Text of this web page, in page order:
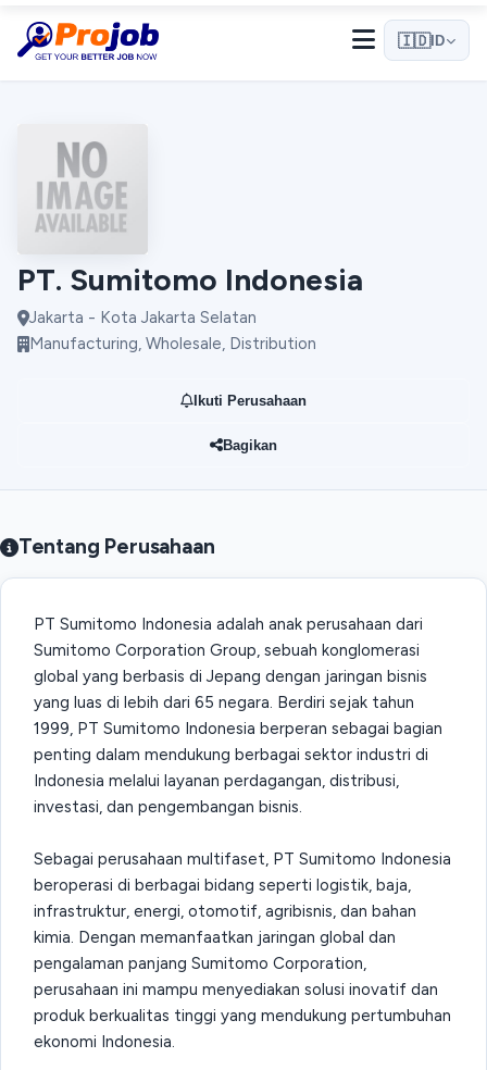
🇮🇩ID
PT. Sumitomo Indonesia
Jakarta - Kota Jakarta Selatan
Manufacturing, Wholesale, Distribution
Ikuti Perusahaan
Bagikan
Tentang Perusahaan
PT Sumitomo Indonesia adalah anak perusahaan dari
Sumitomo Corporation Group, sebuah konglomerasi
global yang berbasis di Jepang dengan jaringan bisnis
yang luas di lebih dari 65 negara. Berdiri sejak tahun
1999, PT Sumitomo Indonesia berperan sebagai bagian
penting dalam mendukung berbagai sektor industri di
Indonesia melalui layanan perdagangan, distribusi,
investasi, dan pengembangan bisnis.
Sebagai perusahaan multifaset, PT Sumitomo Indonesia
beroperasi di berbagai bidang seperti logistik, baja,
infrastruktur, energi, otomotif, agribisnis, dan bahan
kimia. Dengan memanfaatkan jaringan global dan
pengalaman panjang Sumitomo Corporation,
perusahaan ini mampu menyediakan solusi inovatif dan
produk berkualitas tinggi yang mendukung pertumbuhan
ekonomi Indonesia.
Halo! 👋
Selamat datang di Projob. Tanyakan apa saja! 🎉
Bagaimana cara melamar kerja?